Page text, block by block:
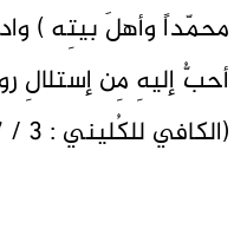
محمّداً وأهلَ بيتِه )
أحبُّ إليهِ مِن إستلالِ
(الكافي للكُليني : 3 / 127) .